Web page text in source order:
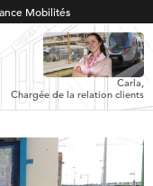
Mobilités
Carla,
Chargée de la relation clients